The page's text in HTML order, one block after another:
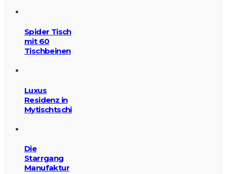
Spider Tisch
mit 60
Tischbeinen
Luxus
Residenz in
Mytischtschi
Die
Starrgang
Manufaktur